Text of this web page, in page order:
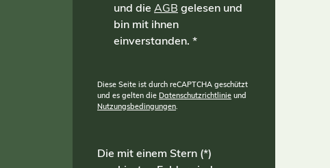
und die AGB gelesen und
bin mit ihnen
einverstanden. *
Diese Seite ist durch reCAPTCHA geschützt
und es gelten die Datenschutzrichtlinie und
Nutzungsbedingungen.
Die mit einem Stern (*)